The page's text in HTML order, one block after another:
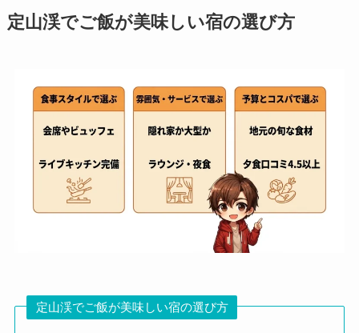
定山渓でご飯が美味しい宿の選び方
定山渓でご飯が美味しい宿の選び方